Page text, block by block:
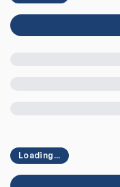
Loading...